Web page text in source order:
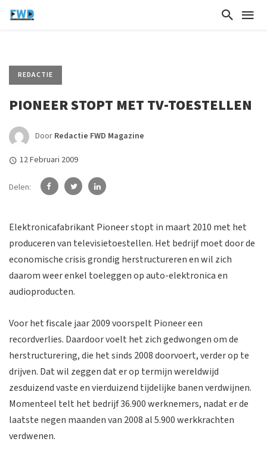
REDACTIE
PIONEER STOPT MET TV-TOESTELLEN
Door Redactie FWD Magazine
12 Februari 2009
Delen:
Elektronicafabrikant Pioneer stopt in maart 2010 met het
produceren van televisietoestellen. Het bedrijf moet door de
economische crisis grondig herstructureren en wil zich
daarom weer enkel toeleggen op auto-elektronica en
audioproducten.
Voor het fiscale jaar 2009 voorspelt Pioneer een
recordverlies. Daardoor voelt het zich gedwongen om de
herstructurering, die het sinds 2008 doorvoert, verder op te
drijven. Dat wil zeggen dat er op termijn wereldwijd
zesduizend vaste en vierduizend tijdelijke banen verdwijnen.
Momenteel telt het bedrijf 36.900 werknemers, nadat er de
laatste negen maanden van 2008 al 5.900 werkkrachten
verdwenen.